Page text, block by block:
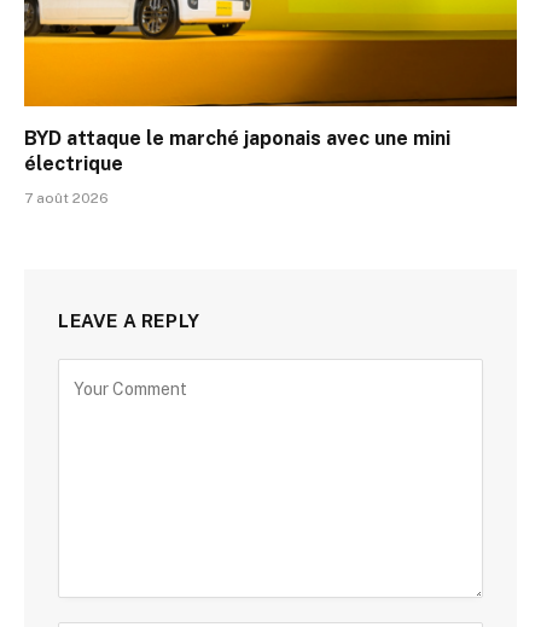
BYD attaque le marché japonais avec une mini
électrique
7 août 2026
LEAVE A REPLY